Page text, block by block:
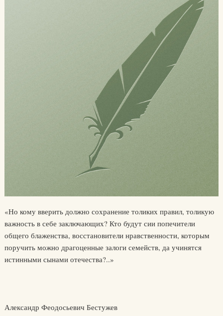
«Но кому вверить должно сохранение толиких правил, толикую
важность в себе заключающих? Кто будут сии попечители
общего блаженства, восстановители нравственности, которым
поручить можно драгоценные залоги семейств, да учинятся
истинными сынами отечества?..»
Александр Феодосьевич Бестужев